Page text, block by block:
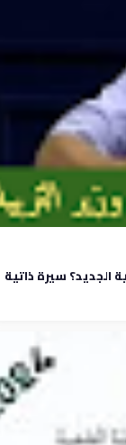
الجديد؟ سيرة ذاتية